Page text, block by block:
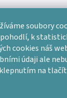
soubory
k
cookies náš
údaji ale
na